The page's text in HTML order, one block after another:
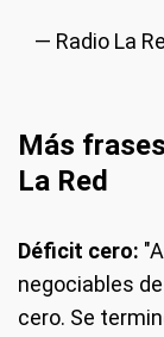
— Radio La
Más
La Red
Déficit cero:
negociables
cero. Se